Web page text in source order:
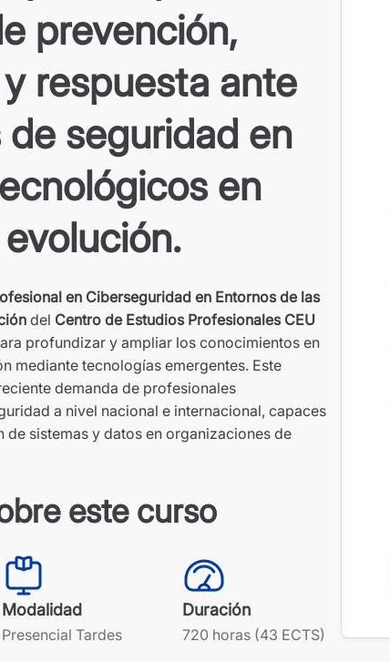
prevención,
respuesta ante
seguridad en
en
en Ciberseguridad en Entornos de las
del Centro de Estudios Profesionales CEU
profundizar y ampliar los conocimientos en
mediante tecnologías emergentes. Este
demanda de profesionales
a nivel nacional e internacional, capaces
sistemas y datos en organizaciones de
este curso
Modalidad
Presencial Tardes
Duración
720 horas (43 ECTS)